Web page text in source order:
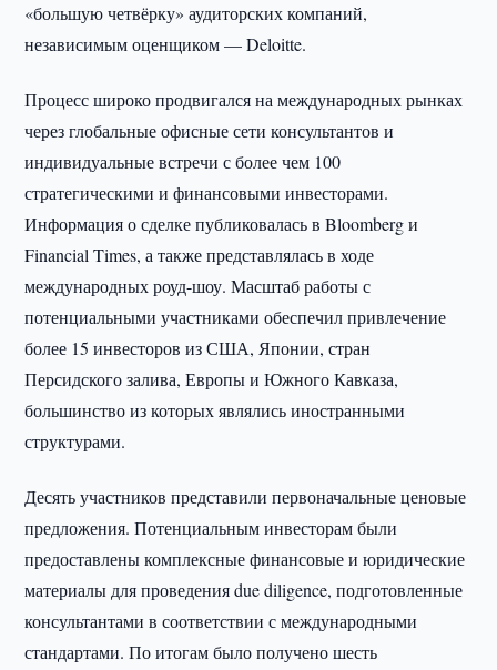
«большую четвёрку» аудиторских компаний,
независимым оценщиком — Deloitte.
Процесс широко продвигался на международных рынках
через глобальные офисные сети консультантов и
индивидуальные встречи с более чем 100
стратегическими и финансовыми инвесторами.
Информация о сделке публиковалась в Bloomberg и
Financial Times, а также представлялась в ходе
международных роуд-шоу. Масштаб работы с
потенциальными участниками обеспечил привлечение
более 15 инвесторов из США, Японии, стран
Персидского залива, Европы и Южного Кавказа,
большинство из которых являлись иностранными
структурами.
Десять участников представили первоначальные ценовые
предложения. Потенциальным инвесторам были
предоставлены комплексные финансовые и юридические
материалы для проведения due diligence, подготовленные
консультантами в соответствии с международными
стандартами. По итогам было получено шесть